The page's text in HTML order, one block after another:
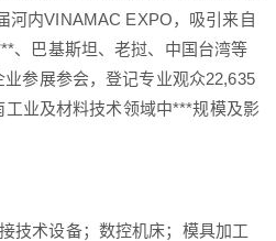
河内VINAMAC EXPO，吸引来自
、巴基斯坦、老挝、中国台湾等
参展参会，登记专业观众22,635
业及材料技术领域中***规模及影
技术设备；数控机床；模具加工